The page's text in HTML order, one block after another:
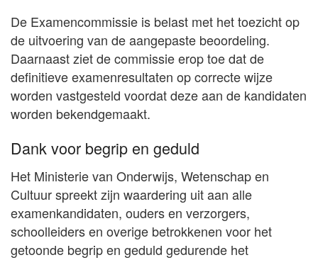
De Examencommissie is belast met het toezicht op
de uitvoering van de aangepaste beoordeling.
Daarnaast ziet de commissie erop toe dat de
definitieve examenresultaten op correcte wijze
worden vastgesteld voordat deze aan de kandidaten
worden bekendgemaakt.
Dank voor begrip en geduld
Het Ministerie van Onderwijs, Wetenschap en
Cultuur spreekt zijn waardering uit aan alle
examenkandidaten, ouders en verzorgers,
schoolleiders en overige betrokkenen voor het
getoonde begrip en geduld gedurende het